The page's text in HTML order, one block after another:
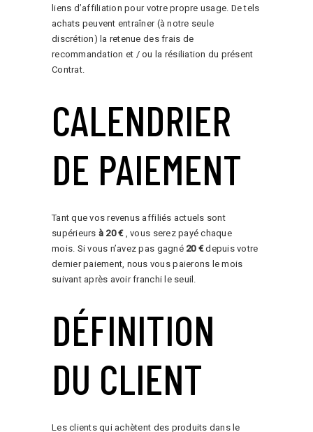
liens d’affiliation pour votre propre usage. De tels
achats peuvent entraîner (à notre seule
discrétion) la retenue des frais de
recommandation et / ou la résiliation du présent
Contrat.
CALENDRIER
DE PAIEMENT
Tant que vos revenus affiliés actuels sont
supérieurs à 20 €, vous serez payé chaque
mois. Si vous n’avez pas gagné 20 €depuis votre
dernier paiement, nous vous paierons le mois
suivant après avoir franchi le seuil.
DÉFINITION
DU CLIENT
Les clients qui achètent des produits dans le